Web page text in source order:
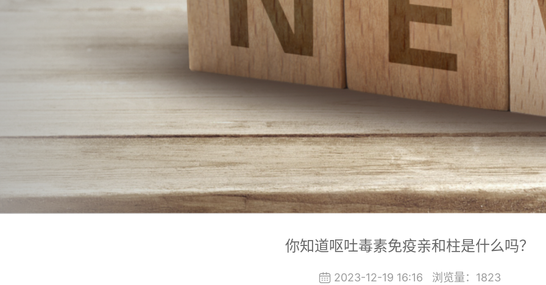
你知道呕吐毒素免疫亲和柱是什么吗？
2023-12-19 16:16 浏览量： 1823